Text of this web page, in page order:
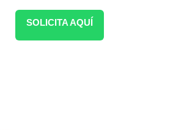
SOLICITA AQUÍ